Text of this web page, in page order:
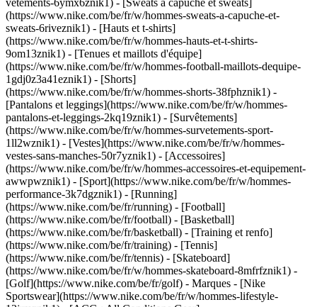
vetements-6ymx6znik1) - [Sweats à capuche et sweats]
(https://www.nike.com/be/fr/w/hommes-sweats-a-capuche-et-
sweats-6riveznik1) - [Hauts et t-shirts]
(https://www.nike.com/be/fr/w/hommes-hauts-et-t-shirts-
9om13znik1) - [Tenues et maillots d'équipe]
(https://www.nike.com/be/fr/w/hommes-football-maillots-dequipe-
1gdj0z3a41eznik1) - [Shorts]
(https://www.nike.com/be/fr/w/hommes-shorts-38fphznik1) -
[Pantalons et leggings](https://www.nike.com/be/fr/w/hommes-
pantalons-et-leggings-2kq19znik1) - [Survêtements]
(https://www.nike.com/be/fr/w/hommes-survetements-sport-
1ll2wznik1) - [Vestes](https://www.nike.com/be/fr/w/hommes-
vestes-sans-manches-50r7yznik1) - [Accessoires]
(https://www.nike.com/be/fr/w/hommes-accessoires-et-equipement-
awwpwznik1) - [Sport](https://www.nike.com/be/fr/w/hommes-
performance-3k7dgznik1) - [Running]
(https://www.nike.com/be/fr/running) - [Football]
(https://www.nike.com/be/fr/football) - [Basketball]
(https://www.nike.com/be/fr/basketball) - [Training et renfo]
(https://www.nike.com/be/fr/training) - [Tennis]
(https://www.nike.com/be/fr/tennis) - [Skateboard]
(https://www.nike.com/be/fr/w/hommes-skateboard-8mfrfznik1) -
[Golf](https://www.nike.com/be/fr/golf) - Marques - [Nike
Sportswear](https://www.nike.com/be/fr/w/hommes-lifestyle-